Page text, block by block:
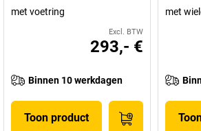
met voetring
Excl. BTW
293,- €
Binnen 10 werkdagen
Toon product
met